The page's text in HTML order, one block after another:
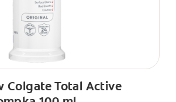
Colgate Total Active